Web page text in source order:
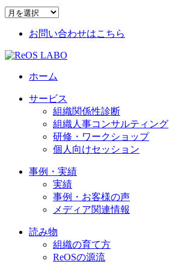
お問い合わせはこちら
ホーム
サービス
組織関係性診断
組織人事コンサルティング
研修・ワークショップ
個人向けセッション
事例・実績
実績
事例・お客様の声
メディア関連情報
読み物
組織の育て方
ReOSの源流